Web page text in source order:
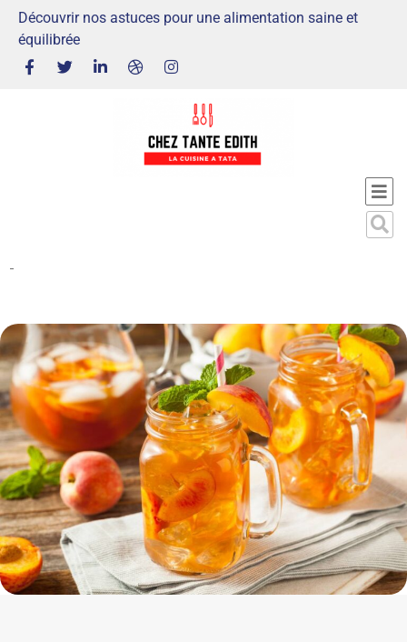
Découvrir nos astuces pour une alimentation saine et
équilibrée
-